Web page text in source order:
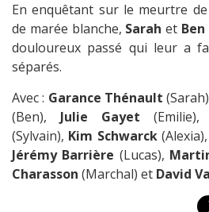
En enquêtant sur le meurtre de
de marée blanche, Sarah et Ben
douloureux passé qui leur a
séparés.
Avec : Garance Thénault
(Ben), Julie Gayet (Emilie),
(Sylvain), Kim Schwarck(Alexia),
Jérémy Barrière (Lucas),
Charasson (Marchal) et David